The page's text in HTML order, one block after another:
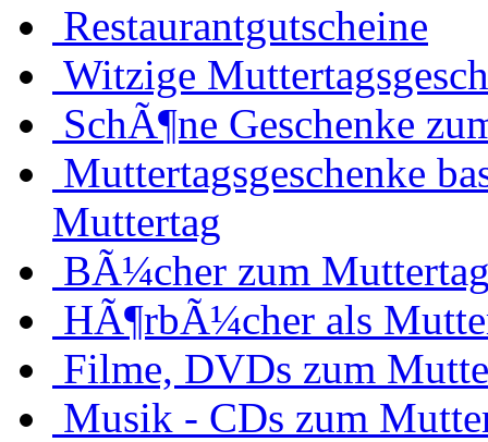
Restaurantgutscheine
Witzige
SchÃ¶ne Geschenke
Muttertagsgeschenke
Muttertag
BÃ¼cher zum
HÃ¶rbÃ¼cher als
Filme, DVDs zum
Musik - CDs zum